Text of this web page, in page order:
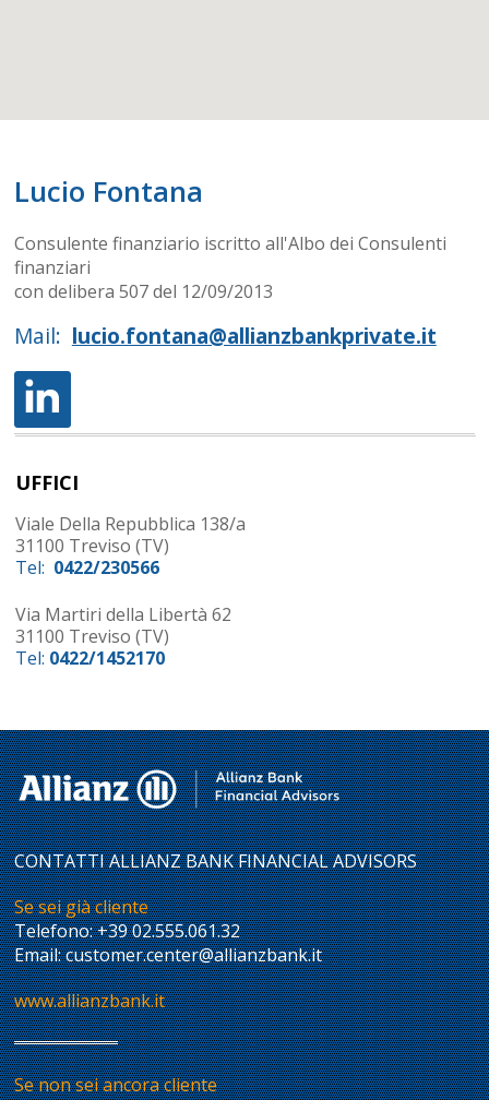
Lucio Fontana
Consulente finanziario iscritto all'Albo dei Consulenti
finanziari
con delibera 507 del 12/09/2013
Mail: lucio.fontana@allianzbankprivate.it
UFFICI
Viale Della Repubblica 138/a
31100 Treviso (TV)
Tel: 0422/230566
Via Martiri della Libertà 62
31100 Treviso (TV)
Tel: 0422/1452170
CONTATTI ALLIANZ BANK FINANCIAL ADVISORS
Se sei già cliente
Telefono:+39 02.555.061.32
Email:customer.center@allianzbank.it
www.allianzbank.it
Se non sei ancora cliente